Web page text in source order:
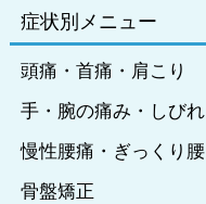
症状別メニュー
頭痛・首痛・肩こり
手・腕の痛み・しびれ
慢性腰痛・ぎっくり腰
骨盤矯正